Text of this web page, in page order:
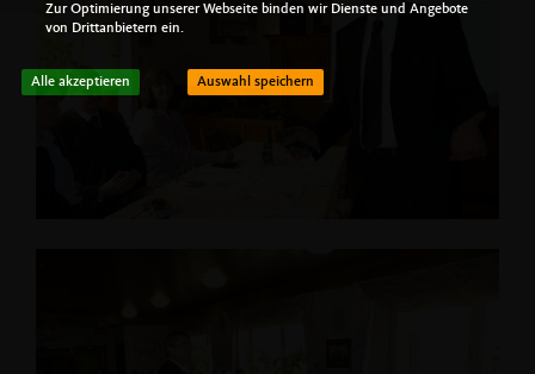
Zur Optimierung unserer Webseite binden wir Dienste und Angebote
von Drittanbietern ein.
Alle akzeptieren Auswahl speichern